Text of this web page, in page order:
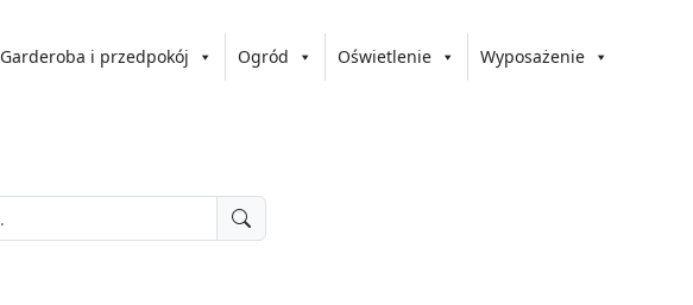
Garderoba i przedpokój Ogród Oświetlenie Wyposażenie